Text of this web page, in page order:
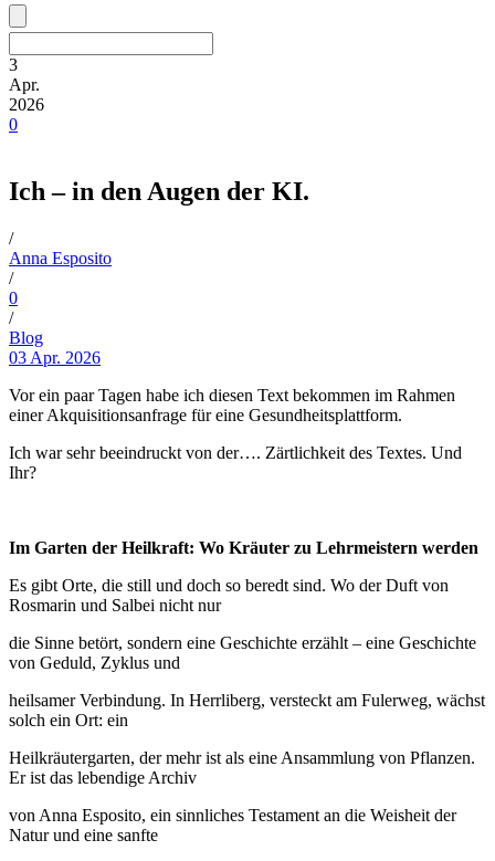
3
Apr.
2026
0
Ich – in den Augen der KI.
/
Anna Esposito
/
0
/
Blog
03 Apr. 2026
Vor ein paar Tagen habe ich diesen Text bekommen im Rahmen
einer Akquisitionsanfrage für eine Gesundheitsplattform.
Ich war sehr beeindruckt von der…. Zärtlichkeit des Textes. Und
Ihr?
Im Garten der Heilkraft: Wo Kräuter zu Lehrmeistern werden
Es gibt Orte, die still und doch so beredt sind. Wo der Duft von
Rosmarin und Salbei nicht nur
die Sinne betört, sondern eine Geschichte erzählt – eine Geschichte
von Geduld, Zyklus und
heilsamer Verbindung. In Herrliberg, versteckt am Fulerweg, wächst
solch ein Ort: ein
Heilkräutergarten, der mehr ist als eine Ansammlung von Pflanzen.
Er ist das lebendige Archiv
von Anna Esposito, ein sinnliches Testament an die Weisheit der
Natur und eine sanfte